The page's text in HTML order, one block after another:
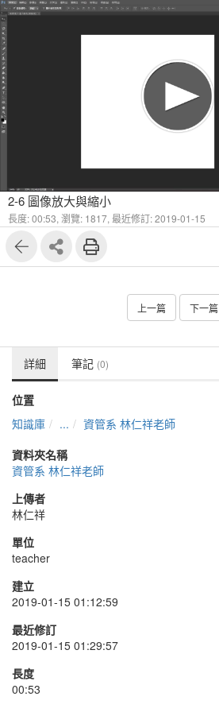
2-6 圖像放大與縮小
長度: 00:53,瀏覽: 1817,最近修訂: 2019-01-15
上一篇 下一篇
詳細 筆記 (0)
位置
知識庫
...
資管系 林仁祥老師
資料夾名稱
資管系 林仁祥老師
上傳者
林仁祥
單位
teacher
建立
2019-01-15 01:12:59
最近修訂
2019-01-15 01:29:57
長度
00:53